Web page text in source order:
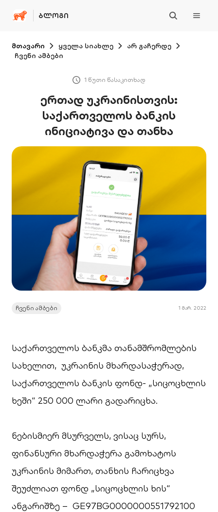
ᲑᲚᲝᲒᲘ
მთავარი ყველა სიახლე
არ გაჩერდე
ჩვენი ამბები
1 წუთი წასაკითხად
ერთად უკრაინისთვის:
საქართველოს ბანკის
ინიციატივა და თანხა
ჩვენი ამბები 1 მარ. 2022
საქართველოს ბანკმა თანამშრომლების
სახელით, უკრაინის მხარდასაჭერად,
საქართველოს ბანკის ფონდ- „სიცოცხლის
ხეში“ 250 000 ლარი გადარიცხა.
ნებისმიერ მსურველს, ვისაც სურს,
ფინანსური მხარდაჭერა გამოხატოს
უკრაინის მიმართ, თანხის ჩარიცხვა
შეუძლიათ ფონდ „სიცოცხლის ხის“
ანგარიშზე – GE97BG0000000551792100